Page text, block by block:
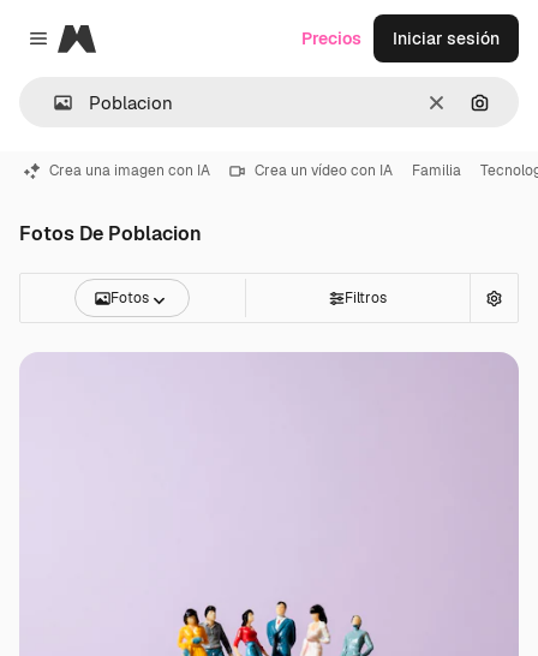
Close menu
Magnific
Borrar
Precios Iniciar sesión
Crea una imagen con IA Crea un vídeo con IA Familia
Fotos De Poblacion
Fotos Filtros